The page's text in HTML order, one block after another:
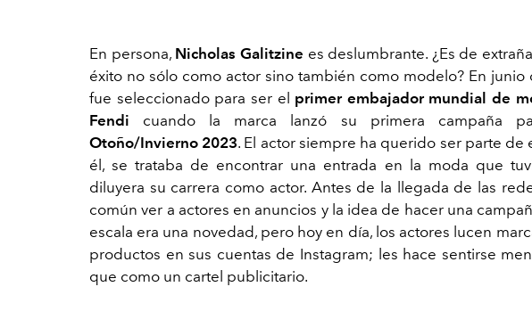
En persona, Nicholas Galitzine es deslumbrante. ¿Es de
éxito no sólo como actor sino también como modelo? En junio
fue seleccionado para ser el primer embajador mundial de
Fendi cuando la marca lanzó su primera campaña
Otoño/Invierno 2023. El actor siempre ha querido ser parte de
él, se trataba de encontrar una entrada en la moda que
diluyera su carrera como actor. Antes de la llegada de las
común ver a actores en anuncios y la idea de hacer una
escala era una novedad, pero hoy en día, los actores lucen
productos en sus cuentas de Instagram; les hace sentirse
que como un cartel publicitario.